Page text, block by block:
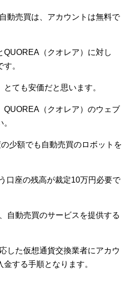
動売買は、アカウントは無料で
QUOREA（クオレア）に対し
。
ても安価だと思います。
QUOREA（クオレア）のウェブ
少額でも自動売買のロボットを
口座の残高が裁定10万円必要で
自動売買のサービスを提供する
した仮想通貨交換業者にアカウ
する手順となります。